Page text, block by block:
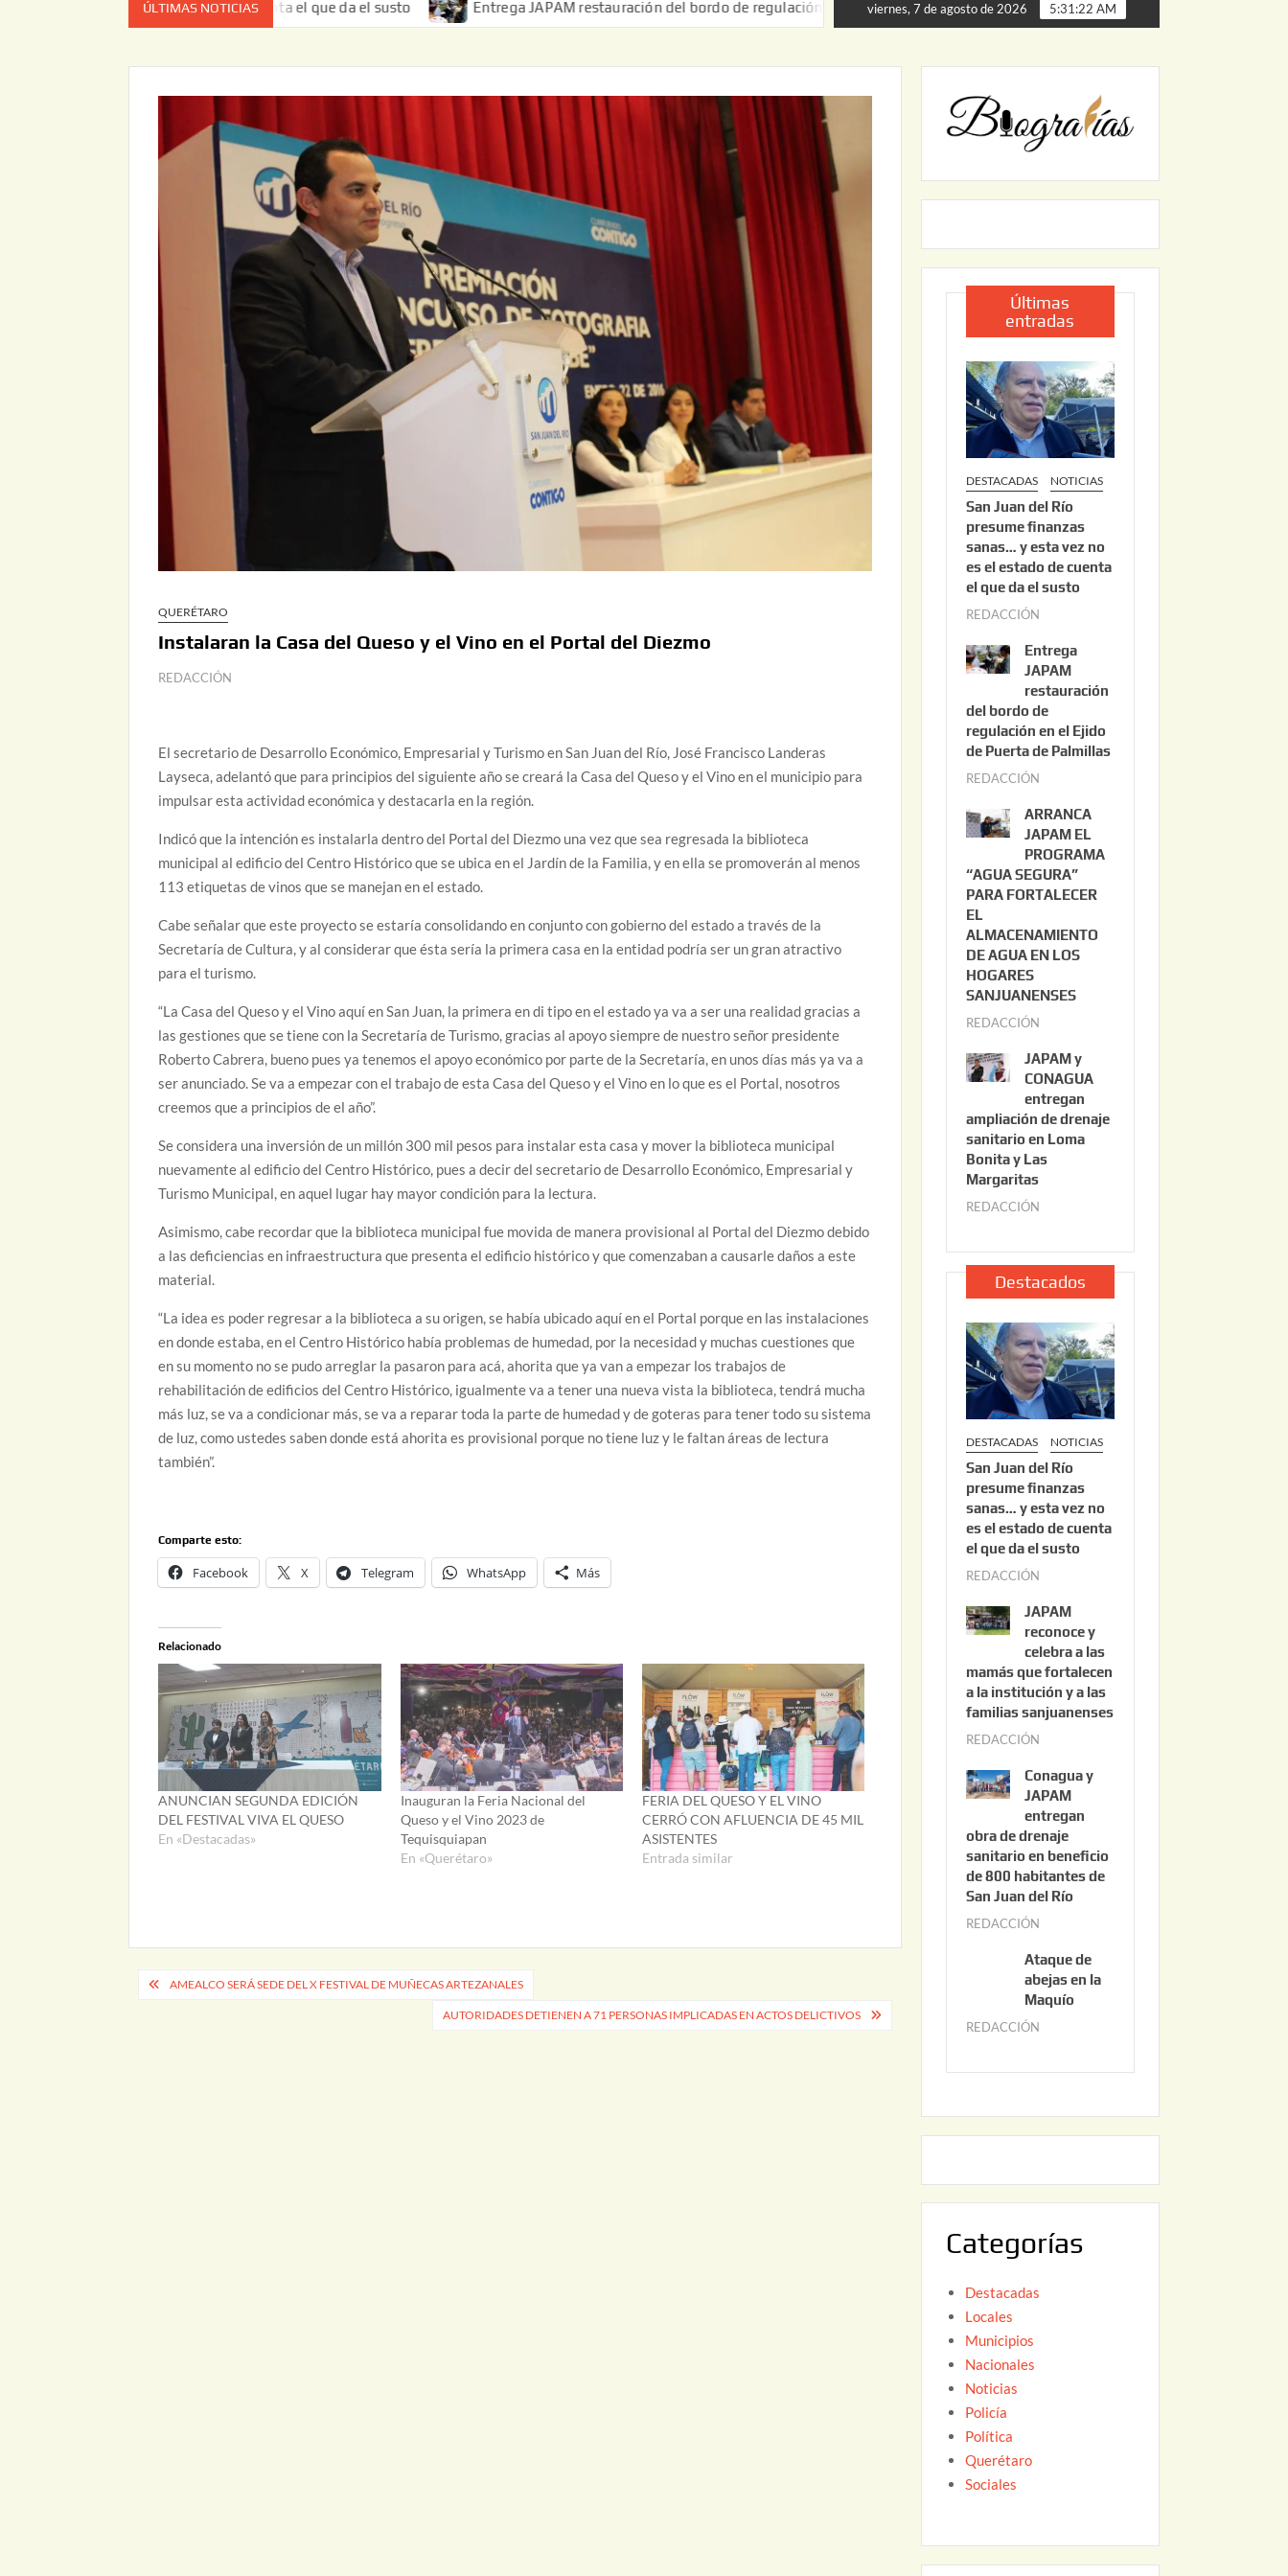
ÚLTIMAS NOTICIAS
no es el estado de cuenta el que da el susto Entrega JAPAM restauración del bordo de regulación en el Ejido de Puerta de Palmillas ARRANCA JAPAM EL PROGRAMA
viernes, 7 de agosto de 2026 5:31:23 AM
QUERÉTARO
Instalaran la Casa del Queso y el Vino en el Portal del Diezmo
REDACCIÓN
El secretario de Desarrollo Económico, Empresarial y Turismo en San Juan del Río, José Francisco Landeras
Layseca, adelantó que para principios del siguiente año se creará la Casa del Queso y el Vino en el municipio para
impulsar esta actividad económica y destacarla en la región.
Indicó que la intención es instalarla dentro del Portal del Diezmo una vez que sea regresada la biblioteca
municipal al edificio del Centro Histórico que se ubica en el Jardín de la Familia, y en ella se promoverán al menos
113 etiquetas de vinos que se manejan en el estado.
Cabe señalar que este proyecto se estaría consolidando en conjunto con gobierno del estado a través de la
Secretaría de Cultura, y al considerar que ésta sería la primera casa en la entidad podría ser un gran atractivo
para el turismo.
“La Casa del Queso y el Vino aquí en San Juan, la primera en di tipo en el estado ya va a ser una realidad gracias a
las gestiones que se tiene con la Secretaría de Turismo, gracias al apoyo siempre de nuestro señor presidente
Roberto Cabrera, bueno pues ya tenemos el apoyo económico por parte de la Secretaría, en unos días más ya va a
ser anunciado. Se va a empezar con el trabajo de esta Casa del Queso y el Vino en lo que es el Portal, nosotros
creemos que a principios de el año”.
Se considera una inversión de un millón 300 mil pesos para instalar esta casa y mover la biblioteca municipal
nuevamente al edificio del Centro Histórico, pues a decir del secretario de Desarrollo Económico, Empresarial y
Turismo Municipal, en aquel lugar hay mayor condición para la lectura.
Asimismo, cabe recordar que la biblioteca municipal fue movida de manera provisional al Portal del Diezmo debido
a las deficiencias en infraestructura que presenta el edificio histórico y que comenzaban a causarle daños a este
material.
“La idea es poder regresar a la biblioteca a su origen, se había ubicado aquí en el Portal porque en las instalaciones
en donde estaba, en el Centro Histórico había problemas de humedad, por la necesidad y muchas cuestiones que
en su momento no se pudo arreglar la pasaron para acá, ahorita que ya van a empezar los trabajos de
rehabilitación de edificios del Centro Histórico, igualmente va a tener una nueva vista la biblioteca, tendrá mucha
más luz, se va a condicionar más, se va a reparar toda la parte de humedad y de goteras para tener todo su sistema
de luz, como ustedes saben donde está ahorita es provisional porque no tiene luz y le faltan áreas de lectura
también”.
Comparte esto:
Facebook X Telegram WhatsApp Más
Relacionado
ANUNCIAN SEGUNDA EDICIÓN
DEL FESTIVAL VIVA EL QUESO
En «Destacadas»
Inauguran la Feria Nacional del
Queso y el Vino 2023 de
Tequisquiapan
En «Querétaro»
FERIA DEL QUESO Y EL VINO
CERRÓ CON AFLUENCIA DE 45 MIL
ASISTENTES
Entrada similar
Navegación
AMEALCO SERÁ SEDE DEL X FESTIVAL DE MUÑECAS ARTEZANALES
AUTORIDADES DETIENEN A 71 PERSONAS IMPLICADAS EN ACTOS DELICTIVOS
Últimas
entradas
DESTACADAS NOTICIAS
San Juan del Río
presume finanzas
sanas… y esta vez no
es el estado de cuenta
el que da el susto
REDACCIÓN
o
s
t
o
3
2
0
2
6
Entrega
JAPAM
restauración
del bordo de
regulación en el Ejido
de Puerta de Palmillas
REDACCIÓN
l
i
o
2
0
ARRANCA
JAPAM EL
PROGRAMA
“AGUA SEGURA”
PARA FORTALECER
EL
ALMACENAMIENTO
DE AGUA EN LOS
HOGARES
SANJUANENSES
REDACCIÓN
l
i
o
2
2
2
6
JAPAM y
CONAGUA
entregan
ampliación de drenaje
sanitario en Loma
Bonita y Las
Margaritas
REDACCIÓN
l
i
o
2
2
,
2
0
2
6
Destacados
DESTACADAS NOTICIAS
San Juan del Río
presume finanzas
sanas… y esta vez no
es el estado de cuenta
el que da el susto
REDACCIÓN
s
t
o
3
0
2
6
JAPAM
reconoce y
celebra a las
mamás que fortalecen
a la institución y a las
familias sanjuanenses
REDACCIÓN
n
i
o
3
0
0
2
6
Conagua y
JAPAM
entregan
obra de drenaje
sanitario en beneficio
de 800 habitantes de
San Juan del Río
REDACCIÓN
n
i
0
2
Ataque de
abejas en la
Maquío
REDACCIÓN
y
2
Categorías
Destacadas
Locales
Municipios
Nacionales
Noticias
Policía
Política
Querétaro
Sociales